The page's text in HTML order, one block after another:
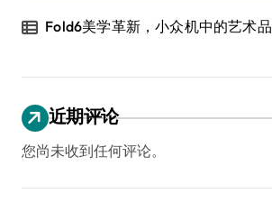
Fold6美学革新，小众机中的艺术品
近期评论
您尚未收到任何评论。